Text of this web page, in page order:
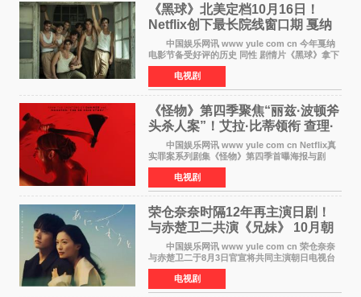
《黑球》北美定档10月16日！
Netflix创下最长院线窗口期 戛纳
最佳导演加持
中国娱乐网讯 www yule com cn 今年戛纳
电影节备受好评的历史 同性 剧情片《黑球》拿下
Netflix美国发行电影的最长院线放映期——该片
最新定档今年10月16日美国影院上映（此前定档
11月6日，如
电视剧
《怪物》第四季聚焦“丽兹·波顿斧
头杀人案”！艾拉·比蒂领衔 查理·
汉纳姆、莎拉·保
中国娱乐网讯 www yule com cn Netflix真
实罪案系列剧集《怪物》第四季首曝海报与剧
照，聚焦鹅妈妈童谣亦有记载的著名血腥杀人案
——丽兹·波顿砍死生父与继母案。 本季由艾
拉·比蒂饰
电视剧
荣仓奈奈时隔12年再主演日剧！
与赤楚卫二共演《兄妹》 10月朝
日新档开播
中国娱乐网讯 www yule com cn 荣仓奈奈
与赤楚卫二于8月3日官宣将共同主演朝日电视台
日剧《兄妹》（10月开播，每周六晚10点播
出）。这也是荣仓奈奈继TBS剧集《为了N》之
后，暌违12年再度担
电视剧